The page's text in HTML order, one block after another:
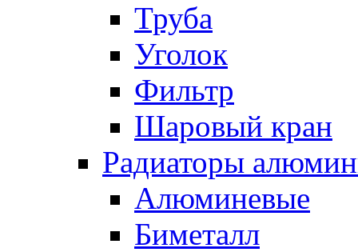
Труба
Уголок
Фильтр
Шаровый кран
Радиаторы
Алюминевые
Биметалл